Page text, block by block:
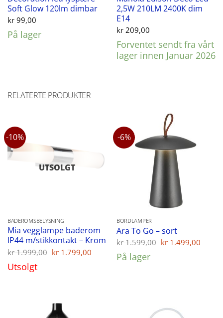
Soft Glow 120lm dimbar
kr99,00
På lager
2,5W 210LM 2400K dim
E14
kr209,00
Forventet sendt fra vårt
lager innen Januar 2026
RELATERTE PRODUKTER
-10%
UTSOLGT
BADEROMSBELYSNING
Mia vegglampe baderom
IP44 m/stikkontakt – Krom
kr1.999,00 Opprinnelig
kr 1.799,00 Nåværende
Utsolgt
-6%
BORDLAMPER
Ara To Go – sort
kr1.599,00 Opprinnelig
kr 1.499,00
På lager